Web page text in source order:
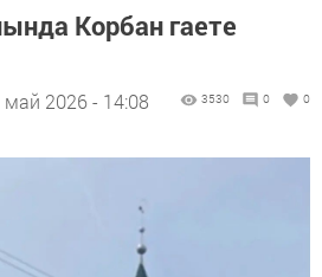
Корбан гаете
май 2026 - 14:08 3530 0 0